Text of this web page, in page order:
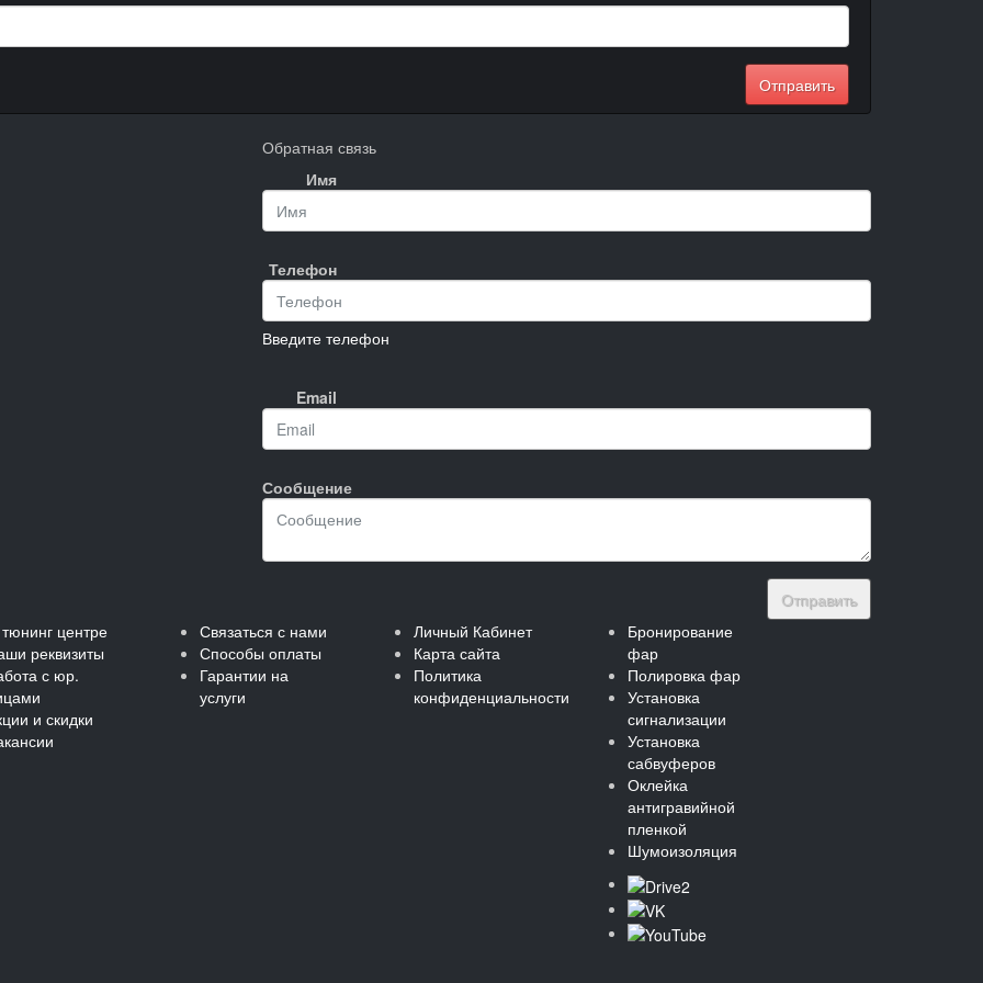
Обратная связь
Имя
Телефон
Введите телефон
Email
Сообщение
Отправить
центре
реквизиты
с юр.
и скидки
Связаться с нами
Способы оплаты
Гарантии на
услуги
Личный Кабинет
Карта сайта
Политика
конфиденциальности
Бронирование
фар
Полировка фар
Установка
сигнализации
Установка
сабвуферов
Оклейка
антигравийной
пленкой
Шумоизоляция